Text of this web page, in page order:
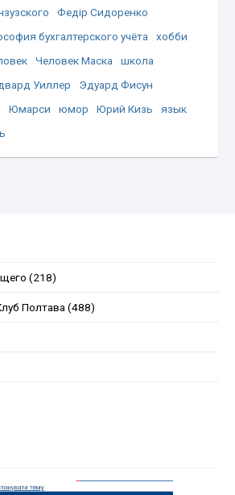
Федір Сидоренко
бухгалтерского учёта
хобби
Человек Маска
школа
Уиллер
Эдуард Фисун
Юмарси юмор Юрий Кизь
язык
(218)
Полтава(488)